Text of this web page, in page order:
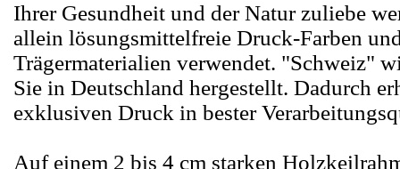
Ihrer Gesundheit und der Natur zuliebe
allein lösungsmittelfreie Druck-Farben
Trägermaterialien verwendet. "Schweiz"
Sie in Deutschland hergestellt. Dadurch
exklusiven Druck in bester
Auf einem 2 bis 4 cm starken